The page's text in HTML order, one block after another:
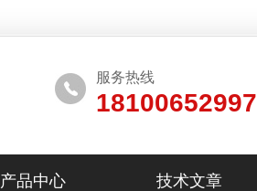
服务热线
18100652997
产品中心 技术文章